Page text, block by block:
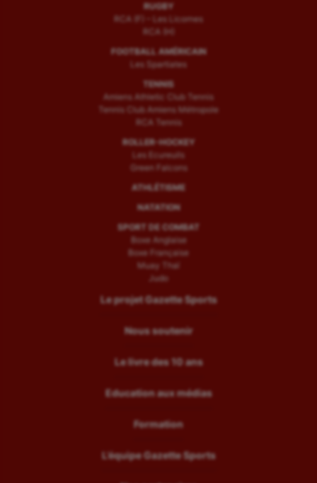
RUGBY
RCA (F) – Les Licornes
RCA (H)
FOOTBALL AMÉRICAIN
Les Spartiates
TENNIS
Amiens Athletic Club Tennis
Tennis Club Amiens Métropole
RCA Tennis
ROLLER-HOCKEY
Les Ecureuils
Green Falcons
ATHLÉTISME
NATATION
SPORT DE COMBAT
Boxe Anglaise
Boxe Française
Muay Thaï
Judo
Le projet Gazette Sports
Nous soutenir
Le livre des 10 ans
Education aux médias
Formation
L’équipe Gazette Sports